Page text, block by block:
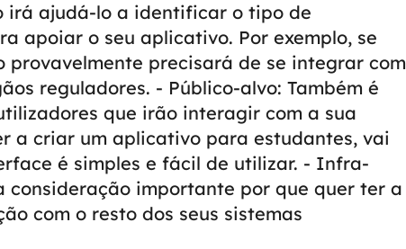
irá ajudá-lo a identificar o tipo de
apoiar o seu aplicativo. Por exemplo, se
provavelmente precisará de se integrar com
reguladores. - Público-alvo: Também é
que irão interagir com a sua
a criar um aplicativo para estudantes, vai
é simples e fácil de utilizar. - Infra-
consideração importante por que quer ter a
com o resto dos seus sistemas